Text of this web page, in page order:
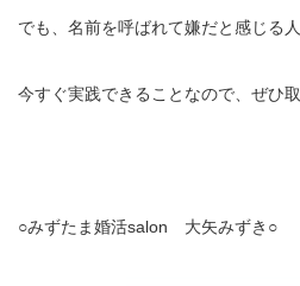
でも、名前を呼ばれて嫌だと感じる
今すぐ実践できることなので、ぜひ
○みずたま婚活salon 大矢みずき○